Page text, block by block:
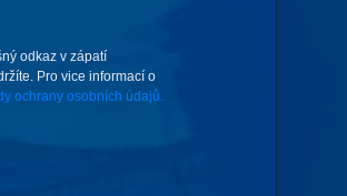
odkaz v zápatí
Pro vice informací o
ochrany osobních údajů.